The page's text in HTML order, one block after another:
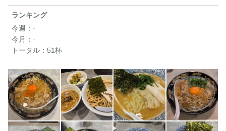
ランキング
今週： -
今月： -
トータル： 51杯